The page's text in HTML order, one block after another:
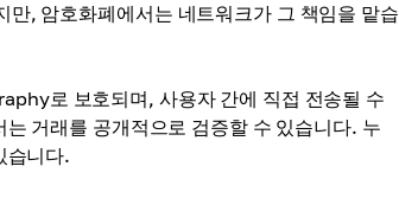
, 암호화폐에서는 네트워크가 그 책임을 맡습
로 보호되며, 사용자 간에 직접 전송될 수
거래를 공개적으로 검증할 수 있습니다. 누
습니다.